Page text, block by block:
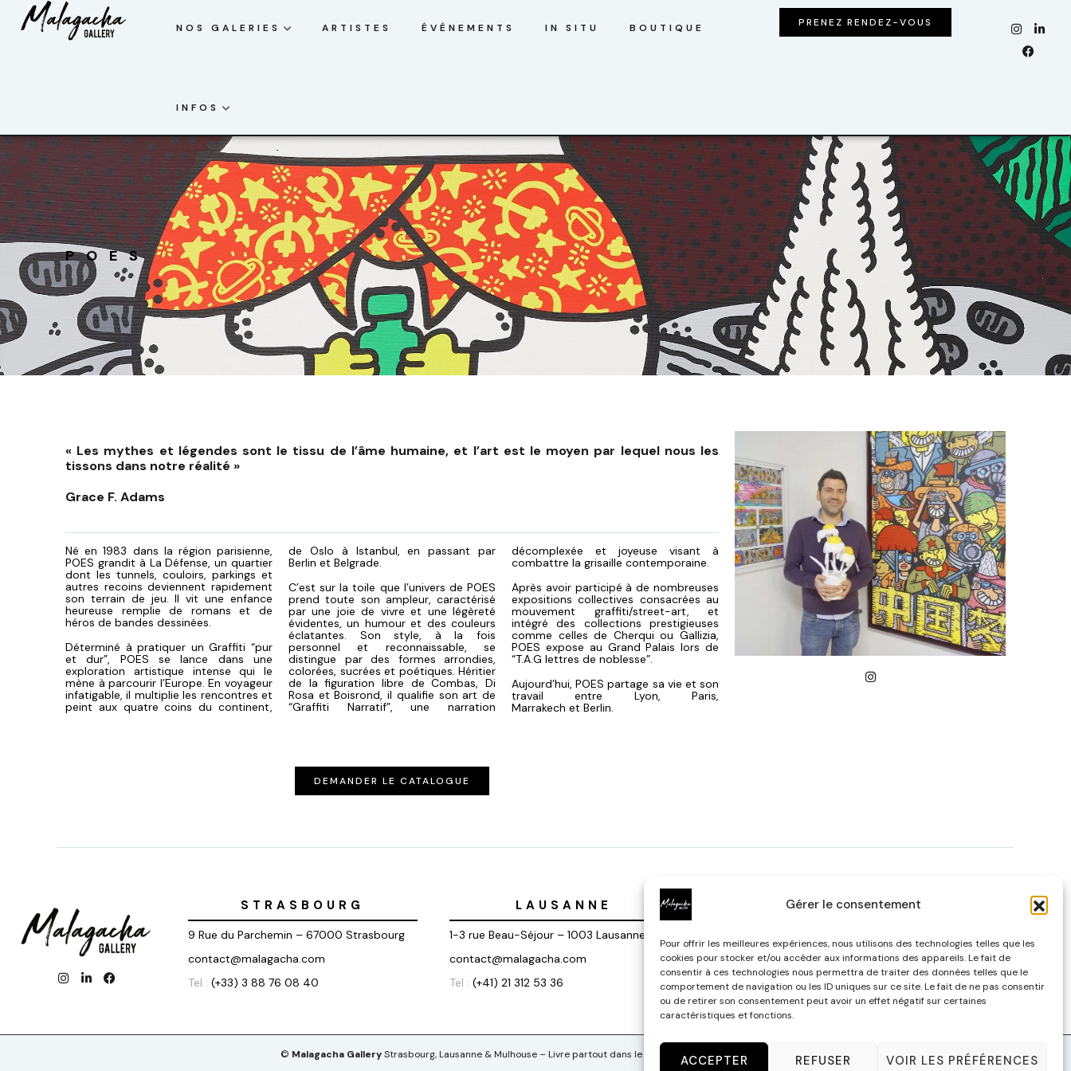
Gérer le consentement
Pour offrir les meilleures expériences, nous utilisons des technologies telles que les
cookies pour stocker et/ou accéder aux informations des appareils. Le fait de
consentir à ces technologies nous permettra de traiter des données telles que le
comportement de navigation ou les ID uniques sur ce site. Le fait de ne pas consentir
ou de retirer son consentement peut avoir un effet négatif sur certaines
caractéristiques et fonctions.
ACCEPTER REFUSER VOIR LES PRÉFÉRENCES
NOS GALERIES ARTISTES ÉVÉNEMENTS IN SITU BOUTIQUE
INFOS
PRENEZ RENDEZ-VOUS
POES
« Les mythes et légendes sont le tissu de l’âme humaine, et l’art est le moyen par lequel nous les
tissons dans notre réalité »
Grace F. Adams
Né en 1983 dans la région parisienne,
POES grandit à La Défense, un quartier
dont les tunnels, couloirs, parkings et
autres recoins deviennent rapidement
son terrain de jeu. Il vit une enfance
heureuse remplie de romans et de
héros de bandes dessinées.
Déterminé à pratiquer un Graffiti “pur
et dur”, POES se lance dans une
exploration artistique intense qui le
mène à parcourir l’Europe. En voyageur
infatigable, il multiplie les rencontres et
peint aux quatre coins du continent,
de Oslo à Istanbul, en passant par
Berlin et Belgrade.
C’est sur la toile que l’univers de POES
prend toute son ampleur, caractérisé
par une joie de vivre et une légèreté
évidentes, un humour et des couleurs
éclatantes. Son style, à la fois
personnel et reconnaissable, se
distingue par des formes arrondies,
colorées, sucrées et poétiques. Héritier
de la figuration libre de Combas, Di
Rosa et Boisrond, il qualifie son art de
“Graffiti Narratif”, une narration
décomplexée et joyeuse visant à
combattre la grisaille contemporaine.
Après avoir participé à de nombreuses
expositions collectives consacrées au
mouvement graffiti/street-art, et
intégré des collections prestigieuses
comme celles de Cherqui ou Gallizia,
POES expose au Grand Palais lors de
“T.A.G lettres de noblesse”.
Aujourd’hui, POES partage sa vie et son
travail entre Lyon, Paris,
Marrakech et Berlin.
DEMANDER LE CATALOGUE
STRASBOURG
9 Rue du Parchemin – 67000 Strasbourg
contact@malagacha.com
Tel : (+33) 3 88 76 08 40
LAUSANNE
1-3 rue Beau-Séjour – 1003 Lausanne
contact@malagacha.com
Tel : (+41) 21 312 53 36
MULHOUSE
Mulhouse
contact@malagacha.com
Tel :(+33) 9 67 82 27 74
© Malagacha GalleryStrasbourg, Lausanne & Mulhouse – Livre partout dans le monde